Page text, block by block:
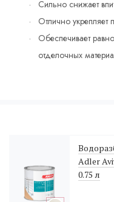
Сильно снижает
Отлично
Обеспечивает
отделочных
Adler
0.75 л